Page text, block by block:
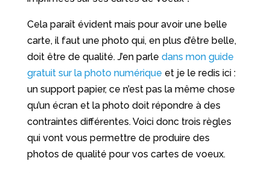
Cela paraît évident mais pour avoir une belle
carte, il faut une photo qui, en plus d’être belle,
doit être de qualité. J’en parle dans mon guide
gratuit sur la photo numérique et je le redis ici :
un support papier, ce n’est pas la même chose
qu’un écran et la photo doit répondre à des
contraintes différentes. Voici donc trois règles
qui vont vous permettre de produire des
photos de qualité pour vos cartes de voeux.